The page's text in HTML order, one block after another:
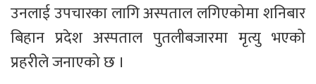
उनलाई उपचारका लागि अस्पताल लगिएकोमा शनिबार
बिहान प्रदेश अस्पताल पुतलीबजारमा मृत्यु भएको
प्रहरीले जनाएको छ ।